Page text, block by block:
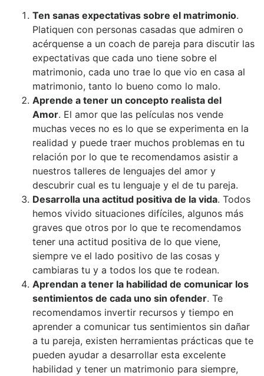
Ten sanas expectativas sobre el matrimonio.
Platiquen con personas casadas que admiren o
acérquense a un coach de pareja para discutir las
expectativas que cada uno tiene sobre el
matrimonio, cada uno trae lo que vio en casa al
matrimonio, tanto lo bueno como lo malo.
Aprende a tener un concepto realista del
Amor. El amor que las películas nos vende
muchas veces no es lo que se experimenta en la
realidad y puede traer muchos problemas en tu
relación por lo que te recomendamos asistir a
nuestros talleres de lenguajes del amor y
descubrir cual es tu lenguaje y el de tu pareja.
Desarrolla una actitud positiva de la vida. Todos
hemos vivido situaciones difíciles, algunos más
graves que otros por lo que te recomendamos
tener una actitud positiva de lo que viene,
siempre ve el lado positivo de las cosas y
cambiaras tu y a todos los que te rodean.
Aprendan a tener la habilidad de comunicar los
sentimientos de cada uno sin ofender. Te
recomendamos invertir recursos y tiempo en
aprender a comunicar tus sentimientos sin dañar
a tu pareja, existen herramientas prácticas que te
pueden ayudar a desarrollar esta excelente
habilidad y tener un matrimonio para siempre,